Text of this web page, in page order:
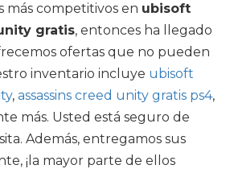
más competitivos en ubisoft
gratis, entonces ha llegado
ofertas que no pueden
inventario incluye ubisoft
, assassins creed unity gratis ps4,
más. Usted está seguro de
Además, entregamos sus
¡la mayor parte de ellos